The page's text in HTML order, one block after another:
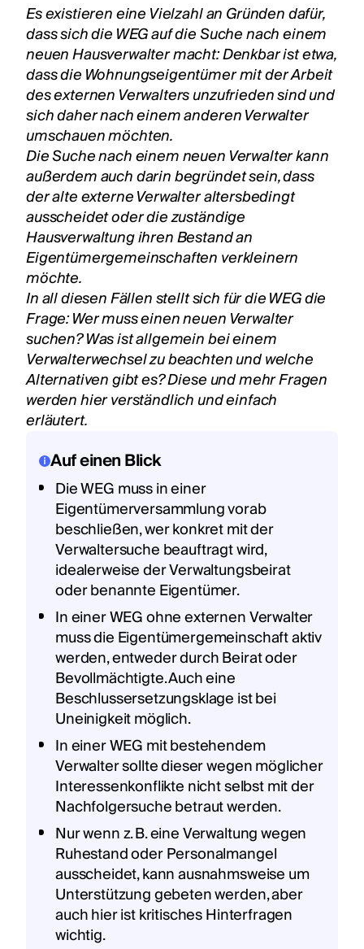
Es existieren eine Vielzahl an Gründen dafür,
dass sich die WEG auf die Suche nach einem
neuen Hausverwalter macht: Denkbar ist etwa,
dass die Wohnungseigentümer mit der Arbeit
des externen Verwalters unzufrieden sind und
sich daher nach einem anderen Verwalter
umschauen möchten.
Die Suche nach einem neuen Verwalter kann
außerdem auch darin begründet sein, dass
der alte externe Verwalter altersbedingt
ausscheidet oder die zuständige
Hausverwaltung ihren Bestand an
Eigentümergemeinschaften verkleinern
möchte.
In all diesen Fällen stellt sich für die WEG die
Frage: Wer muss einen neuen Verwalter
suchen? Was ist allgemein bei einem
Verwalterwechsel zu beachten und welche
Alternativen gibt es? Diese und mehr Fragen
werden hier verständlich und einfach
erläutert.
Auf einen Blick
Die WEG muss in einer
Eigentümerversammlung vorab
beschließen, wer konkret mit der
Verwaltersuche beauftragt wird,
idealerweise der Verwaltungsbeirat
oder benannte Eigentümer.
In einer WEG ohne externen Verwalter
muss die Eigentümergemeinschaft aktiv
werden, entweder durch Beirat oder
Bevollmächtigte. Auch eine
Beschlussersetzungsklage ist bei
Uneinigkeit möglich.
In einer WEG mit bestehendem
Verwalter sollte dieser wegen möglicher
Interessenkonflikte nicht selbst mit der
Nachfolgersuche betraut werden.
Nur wenn z. B. eine Verwaltung wegen
Ruhestand oder Personalmangel
ausscheidet, kann ausnahmsweise um
Unterstützung gebeten werden, aber
auch hier ist kritisches Hinterfragen
wichtig.